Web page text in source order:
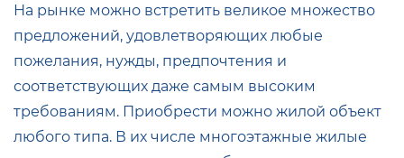
На рынке можно встретить великое множество
предложений, удовлетворяющих любые
пожелания, нужды, предпочтения и
соответствующих даже самым высоким
требованиям. Приобрести можно жилой объект
любого типа. В их числе многоэтажные жилые